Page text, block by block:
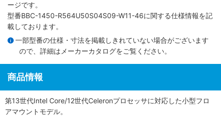
ージです。
型番BBC-1450-R564U50S04S09-W11-46に関する仕様情報を記
載しております。
一部型番の仕様・寸法を掲載しきれていない場合がございます
ので、詳細は メーカーカタログをご覧ください。
商品情報
第13世代Intel Core/12世代Celeronプロセッサに対応した小型フロ
アマウントモデル。